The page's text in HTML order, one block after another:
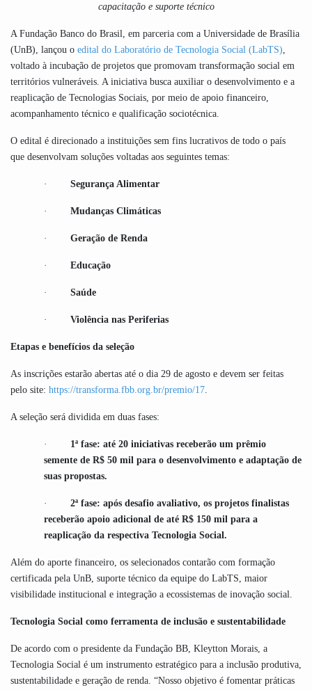
capacitação e suporte técnico
A Fundação Banco do Brasil, em parceria com a Universidade de Brasília
(UnB), lançou o edital do Laboratório de Tecnologia Social (LabTS),
voltado à incubação de projetos que promovam transformação social em
territórios vulneráveis. A iniciativa busca auxiliar o desenvolvimento e a
reaplicação de Tecnologias Sociais, por meio de apoio financeiro,
acompanhamento técnico e qualificação sociotécnica.
O edital é direcionado a instituições sem fins lucrativos de todo o país
que desenvolvam soluções voltadas aos seguintes temas:
· Segurança Alimentar
· Mudanças Climáticas
· Geração de Renda
· Educação
· Saúde
· Violência nas Periferias
Etapas e benefícios da seleção
As inscrições estarão abertas até o dia 29 de agosto e devem ser feitas
pelo site: https://transforma.fbb.org.br/premio/17.
A seleção será dividida em duas fases:
·
1ª fase: até 20 iniciativas receberão um prêmio
semente de R$ 50 mil para o desenvolvimento e adaptação de
suas propostas.
·
2ª fase: após desafio avaliativo, os projetos finalistas
receberão apoio adicional de até R$ 150 mil para a
reaplicação da respectiva Tecnologia Social.
Além do aporte financeiro, os selecionados contarão com formação
certificada pela UnB, suporte técnico da equipe do LabTS, maior
visibilidade institucional e integração a ecossistemas de inovação social.
Tecnologia Social como ferramenta de inclusão e sustentabilidade
De acordo com o presidente da Fundação BB, Kleytton Morais, a
Tecnologia Social é um instrumento estratégico para a inclusão produtiva,
sustentabilidade e geração de renda. “Nosso objetivo é fomentar práticas